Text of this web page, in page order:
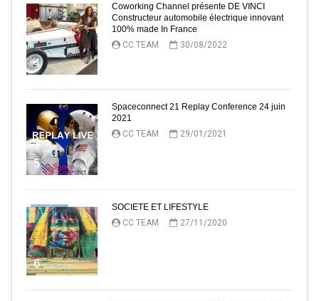
4
Coworking Channel présente DE VINCI
Constructeur automobile électrique innovant
100% made In France
CC TEAM
30/08/2022
5
Spaceconnect 21 Replay Conference 24 juin
2021
CC TEAM
29/01/2021
6
SOCIETE ET LIFESTYLE
CC TEAM
27/11/2020